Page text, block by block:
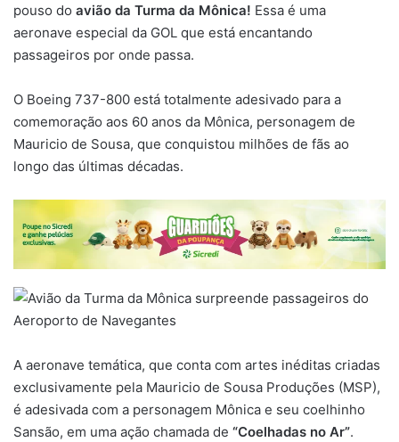
pouso do avião da Turma da Mônica! Essa é uma
aeronave especial da GOL que está encantando
passageiros por onde passa.
O Boeing 737-800 está totalmente adesivado para a
comemoração aos 60 anos da Mônica, personagem de
Mauricio de Sousa, que conquistou milhões de fãs ao
longo das últimas décadas.
A aeronave temática, que conta com artes inéditas criadas
exclusivamente pela Mauricio de Sousa Produções (MSP),
é adesivada com a personagem Mônica e seu coelhinho
Sansão, em uma ação chamada de “Coelhadas no Ar”.